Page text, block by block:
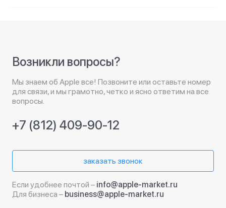
Возникли вопросы?
Мы знаем об Apple все! Позвоните или оставьте номер
для связи, и мы грамотно, четко и ясно ответим на все
вопросы.
+7 (812) 409-90-12
заказать звонок
Если удобнее почтой – info@apple-market.ru
Для бизнеса – business@apple-market.ru